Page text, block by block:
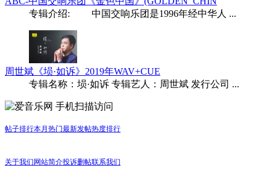
专辑介绍: 中国交响乐团是1996年经中华人 ...
周世斌《埙·如诉》2019年WAV+CUE
专辑名称：埙·如诉 专辑艺人：周世斌 发行公司 ...
手机扫描访问
帖子排行本月热门最新发帖热度排行
关于我们 网站简介投诉删帖联系我们